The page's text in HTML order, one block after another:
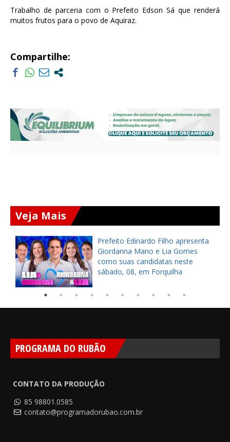
Trabalho de parceria com o Prefeito Edson Sá que renderá
muitos frutos para o povo de Aquiraz.
Compartilhe:
Veja Mais
Prefeito Edinardo Filho apresenta
Giordanna Mano e Lia Gomes
como suas candidatas neste
sábado, 08, em Forquilha
PROGRAMA DO RUBÃO
CONTATO DA PRODUÇÃO
85 98801.0585
contato@programadorubao.com.br